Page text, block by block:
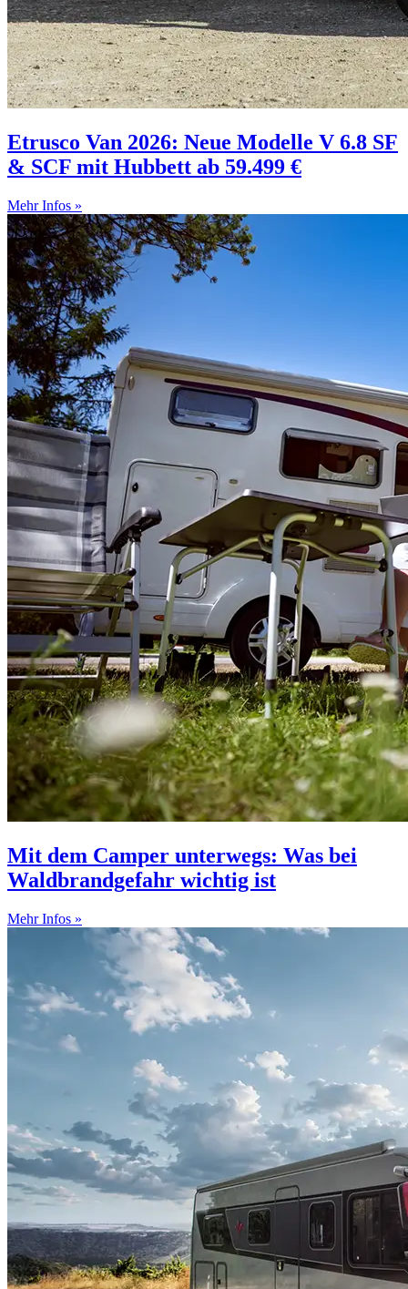
Etrusco Van 2026: Neue Modelle V 6.8 SF
& SCF mit Hubbett ab 59.499 €
Mehr Infos »
Mit dem Camper unterwegs: Was bei
Waldbrandgefahr wichtig ist
Mehr Infos »